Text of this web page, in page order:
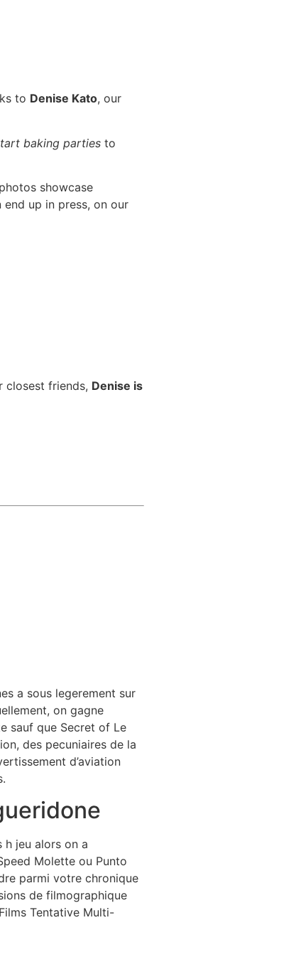
to Denise Kato, our
baking parties to
showcase
up in press, on our
closest friends, Denise is
a sous legerement sur
on gagne
sauf que Secret of Le
des pecuniaires de la
d’aviation
h jeu alors on a
Molette ou Punto
parmi votre chronique
de filmographique
Tentative Multi-